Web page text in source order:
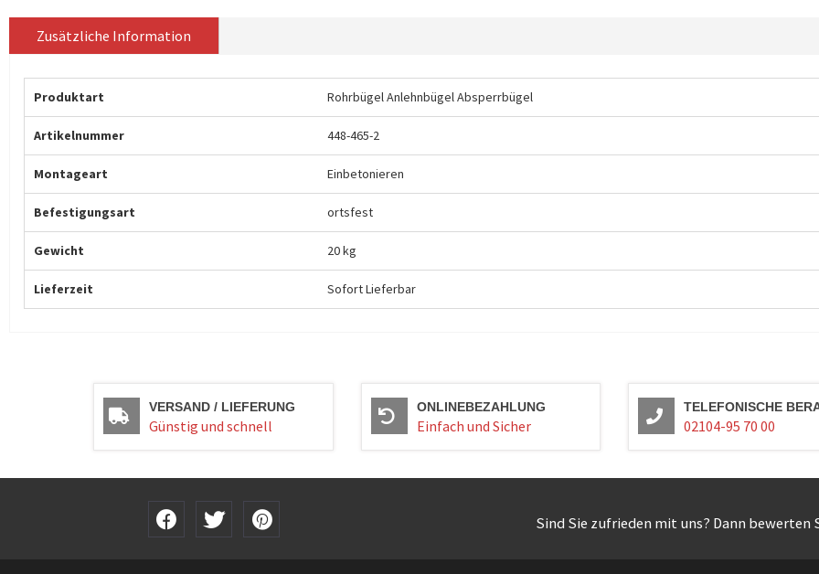
Zusätzliche Information
Produktart Rohrbügel Anlehnbügel Absperrbügel
Artikelnummer 448-465-2
Montageart Einbetonieren
Befestigungsart ortsfest
Gewicht 20 kg
Lieferzeit Sofort Lieferbar
VERSAND / LIEFERUNG
Günstig und schnell
ONLINEBEZAHLUNG
Einfach und Sicher
TELEFONISCHE
02104-95 70 00
Sind Sie zufrieden mit uns? Dann bewerten